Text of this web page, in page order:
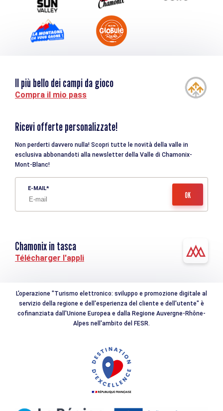
Il più bello dei campi da gioco
Compra il mio pass
Ricevi offerte personalizzate!
Non perderti davvero nulla! Scopri tutte le novità della valle in
esclusiva abbonandoti alla newsletter della Valle di Chamonix-
Mont-Blanc!
E-MAIL
Chamonix in tasca
Télécharger l'appli
L'operazione "Turismo elettronico: sviluppo e promozione digitale al
servizio della regione e dell'esperienza del cliente e dell'utente" è
cofinanziata dall'Unione Europea e dalla Regione Auvergne-Rhône-
Alpes nell'ambito del FESR.